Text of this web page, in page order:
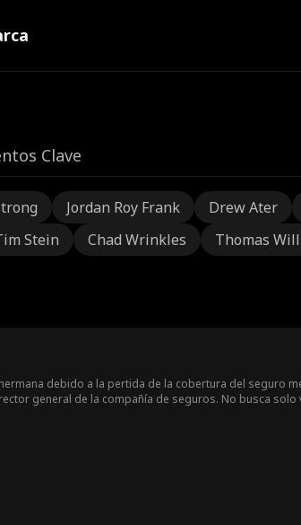
Clave
Jordan Roy Frank Drew Ater
Stein Chad Wrinkles Thomas
debido a la pertida de la cobertura del seguro
general de la compañía de seguros. No busca